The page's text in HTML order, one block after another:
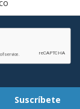
Suscríbete